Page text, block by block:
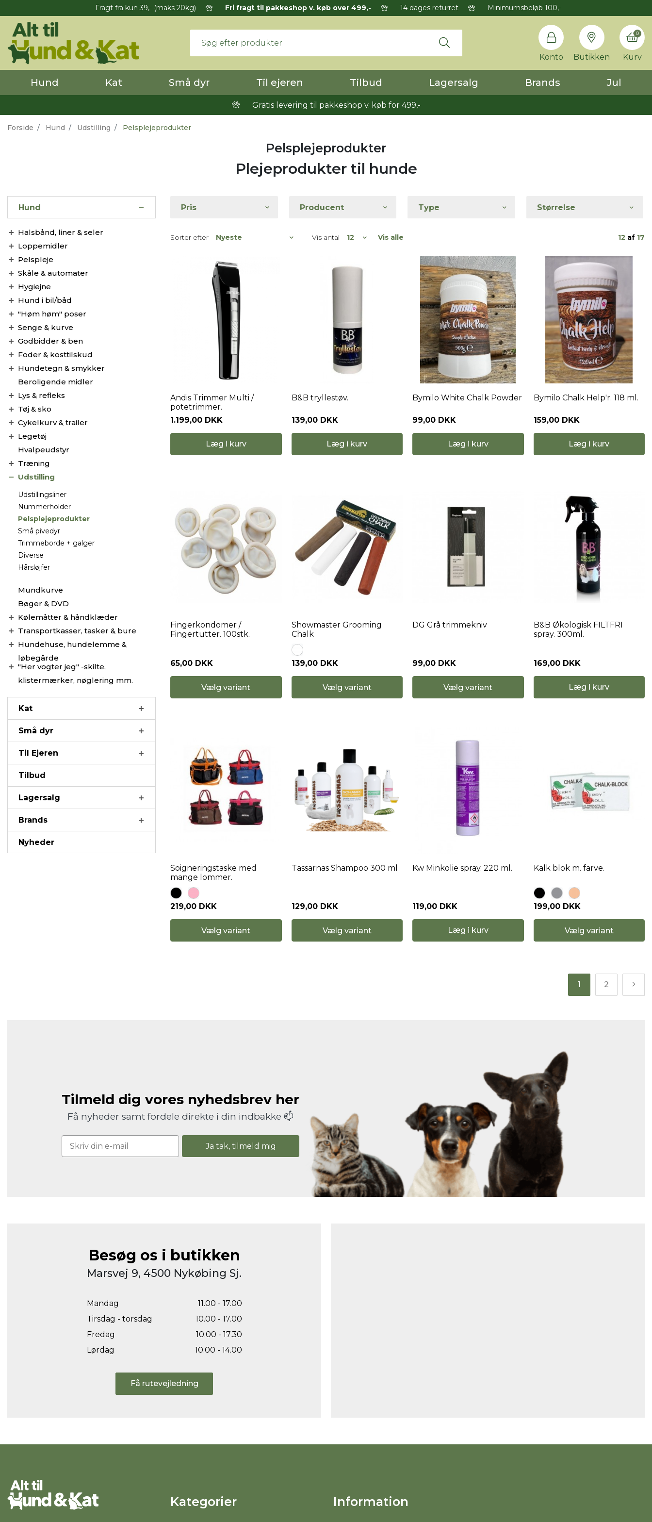
Fragt fra kun 39,- (maks 20kg) Fri fragt til pakkeshop v. køb over 499,- 14 dages returret Minimumsbeløb 100,-
Konto Butikken Kurv
0
Hund Kat Små dyr Til ejeren Tilbud Lagersalg Brands Jul
Gratis levering til pakkeshop v. køb for 499,-
Forside Hund Udstilling Pelsplejeprodukter
Pelsplejeprodukter
Plejeprodukter til hunde
Hund
Halsbånd, liner & seler
Loppemidler
Pelspleje
Skåle & automater
Hygiejne
Hund i bil/båd
"Høm høm" poser
Senge & kurve
Godbidder & ben
Foder & kosttilskud
Hundetegn & smykker
Beroligende midler
Lys & refleks
Tøj & sko
Cykelkurv & trailer
Legetøj
Hvalpeudstyr
Træning
Udstilling
Udstillingsliner
Nummerholder
Pelsplejeprodukter
Små pivedyr
Trimmeborde + galger
Diverse
Hårsløjfer
Mundkurve
Bøger & DVD
Kølemåtter & håndklæder
Transportkasser, tasker & bure
Hundehuse, hundelemme &
løbegårde
"Her vogter jeg" -skilte,
klistermærker, nøglering mm.
Kat
Små dyr
Til Ejeren
Tilbud
Lagersalg
Brands
Nyheder
Pris Producent Type Størrelse
Sorter efter Vis antal Vis alle 12 af 17
Andis Trimmer Multi /
potetrimmer.
1.199,00 DKK
Læg i kurv
B&B tryllestøv.
139,00 DKK
Læg i kurv
Bymilo White Chalk Powder
99,00 DKK
Læg i kurv
Bymilo Chalk Help'r. 118 ml.
159,00 DKK
Læg i kurv
Fingerkondomer /
Fingertutter. 100stk.
65,00 DKK
Vælg variant
Showmaster Grooming
Chalk
139,00 DKK
Vælg variant
DG Grå trimmekniv
99,00 DKK
Vælg variant
B&B Økologisk FILTFRI
spray. 300ml.
169,00 DKK
Læg i kurv
Soigneringstaske med
mange lommer.
219,00 DKK
Vælg variant
Tassarnas Shampoo 300 ml
129,00 DKK
Vælg variant
Kw Minkolie spray. 220 ml.
119,00 DKK
Læg i kurv
Kalk blok m. farve.
199,00 DKK
Vælg variant
1 2
Tilmeld dig vores nyhedsbrev her
Få nyheder samt fordele direkte i din indbakke 📫
Ja tak, tilmeld mig
Besøg os i butikken
Marsvej 9, 4500 Nykøbing Sj.
Mandag
11.00 - 17.00
Tirsdag - torsdag
10.00 - 17.00
Fredag
10.00 - 17.30
Lørdag
10.00 - 14.00
Få rutevejledning
Kategorier Information